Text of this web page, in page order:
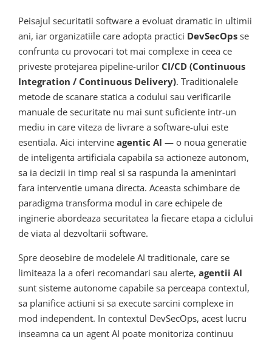
Peisajul securitatii software a evoluat dramatic in ultimii
ani, iar organizatiile care adopta practici DevSecOps se
confrunta cu provocari tot mai complexe in ceea ce
priveste protejarea pipeline-urilor CI/CD (Continuous
Integration / Continuous Delivery). Traditionalele
metode de scanare statica a codului sau verificarile
manuale de securitate nu mai sunt suficiente intr-un
mediu in care viteza de livrare a software-ului este
esentiala. Aici intervine agentic AI — o noua generatie
de inteligenta artificiala capabila sa actioneze autonom,
sa ia decizii in timp real si sa raspunda la amenintari
fara interventie umana directa. Aceasta schimbare de
paradigma transforma modul in care echipele de
inginerie abordeaza securitatea la fiecare etapa a ciclului
de viata al dezvoltarii software.
Spre deosebire de modelele AI traditionale, care se
limiteaza la a oferi recomandari sau alerte, agentii AI
sunt sisteme autonome capabile sa perceapa contextul,
sa planifice actiuni si sa execute sarcini complexe in
mod independent. In contextul DevSecOps, acest lucru
inseamna ca un agent AI poate monitoriza continuu